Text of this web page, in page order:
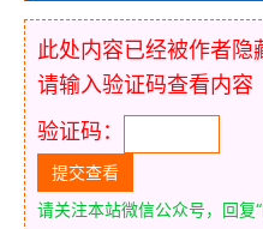
此处内容已经被作者隐
请输入验证码查看内容
验证码：
请关注本站微信公众号，回复“